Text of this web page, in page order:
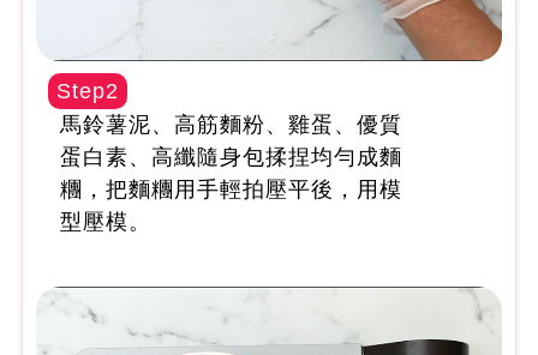
Step2
馬鈴薯泥、高筋麵粉、雞蛋、優質
蛋白素、高纖隨身包揉捏均勻成麵
糰，把麵糰用手輕拍壓平後，用模
型壓模。